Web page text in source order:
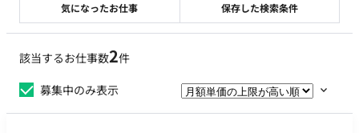
該当するお仕事数2件
募集中のみ表示
気になったお仕事 保存した検索条件